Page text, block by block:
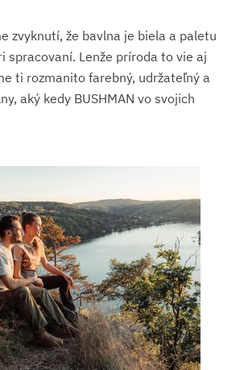
zvyknutí, že bavlna je biela a paletu
spracovaní. Lenže príroda to vie aj
ti rozmanito farebný, udržateľný a
aký kedy BUSHMAN vo svojich